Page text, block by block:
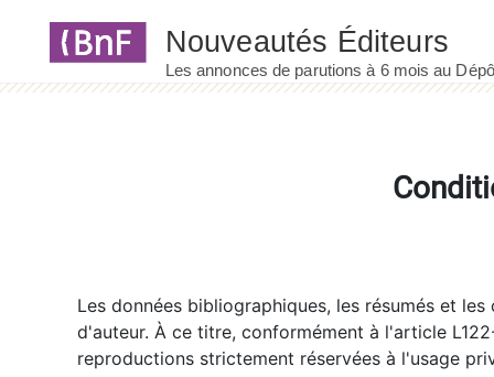
Les données bibliographiques, les résumés et
d'auteur. À ce titre, conformément à l'article
reproductions strictement réservées à l'usage